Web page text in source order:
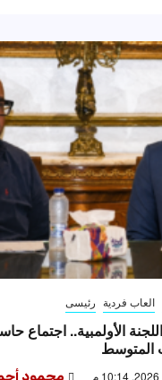
العاب فردية رئيسى
الأولمبية.. اجتماع
المتوسط
محمود